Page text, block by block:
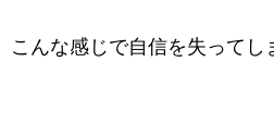
こんな感じで自信を失ってし